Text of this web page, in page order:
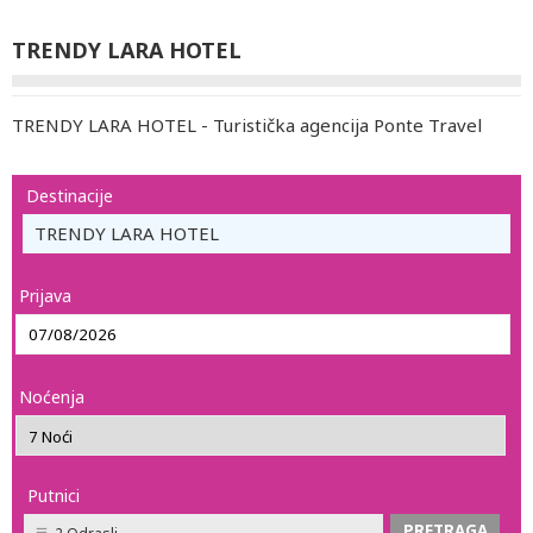
TRENDY LARA HOTEL
TRENDY LARA HOTEL - Turistička agencija Ponte Travel
Destinacije
TRENDY LARA HOTEL
Prijava
Noćenja
Putnici